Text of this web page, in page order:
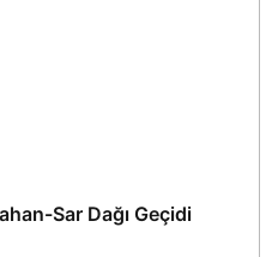
Sar Dağı Geçidi